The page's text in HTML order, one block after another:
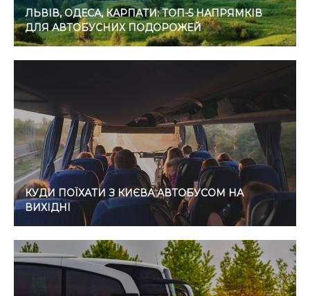
ЛЬВІВ, ОДЕСА, КАРПАТИ: ТОП-5 НАПРЯМКІВ
ДЛЯ АВТОБУСНИХ ПОДОРОЖЕЙ
КУДИ ПОЇХАТИ З КИЄВА АВТОБУСОМ НА
ВИХІДНІ